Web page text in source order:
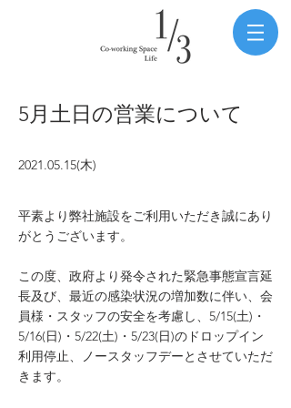
5月土日の営業について
2021.05.15(木)
平素より弊社施設をご利用いただき誠にあり
がとうございます。
この度、政府より発令された緊急事態宣言延
長及び、最近の感染状況の増加数に伴い、会
員様・スタッフの安全を考慮し、5/15(土)・
5/16(日)・5/22(土)・5/23(日)のドロップイン
利用停止、ノースタッフデーとさせていただ
きます。